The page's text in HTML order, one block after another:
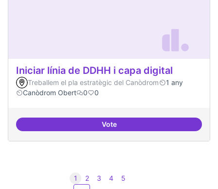
Iniciar línia de DDHH i capa digital
Treballem el pla estratègic del Canòdrom
1 any
Canòdrom Obert
0 0
VoteIniciar línia de DDHH i capa
1 2 3 4 5